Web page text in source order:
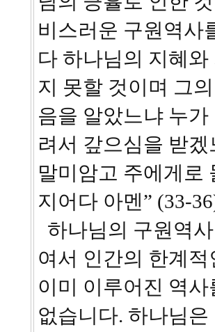
비스러운 구원역사
다 하나님의 지혜
지 못할 것이며 그
음을 알았느냐 누
려서 갚으심을 받
말미암고 주에게로
지어다 아멘” (33-
하나님의 구원역
여서 인간의 한계
이미 이루어진 역
없습니다. 하나님